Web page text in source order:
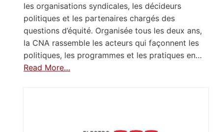
les organisations syndicales, les décideurs
politiques et les partenaires chargés des
questions d’équité. Organisée tous les deux ans,
la CNA rassemble les acteurs qui façonnent les
politiques, les programmes et les pratiques en…
Read More…